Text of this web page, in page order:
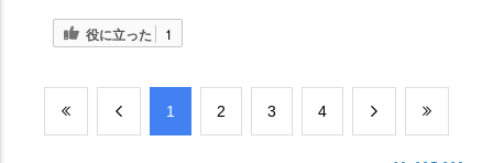
役に立った 1
​1 ​2 ​3 ​4